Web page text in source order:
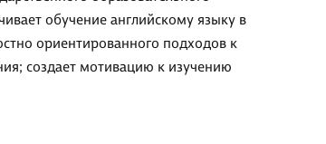
обучение английскому языку в
ориентированного подходов к
создает мотивацию к изучению